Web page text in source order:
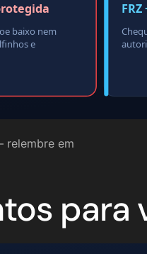
baixo nem
e
FRZ
relembre em
para